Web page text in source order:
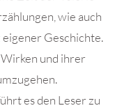
wie auch
eigener Geschichte.
und ihrer
es den Leser zu